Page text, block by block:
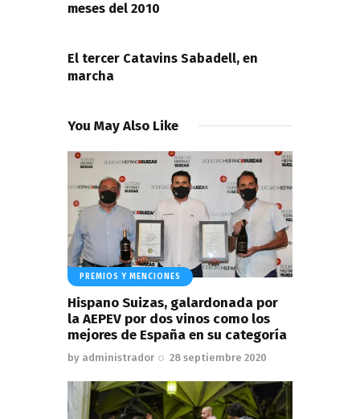
meses del 2010
El tercer Catavins Sabadell, en
marcha
You May Also Like
PREMIOS Y MENCIONES
Hispano Suizas, galardonada por
la AEPEV por dos vinos como los
mejores de España en su categoría
by administrador 28 septiembre 2020